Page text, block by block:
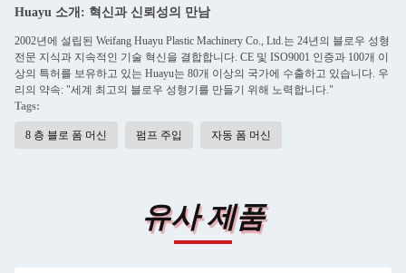
Huayu 소개: 혁신과 신뢰성의 만남
2002년에 설립된 Weifang Huayu Plastic Machinery Co., Ltd.는 24년의 블로우 성형
전문 지식과 지속적인 기술 혁신을 결합합니다. CE 및 ISO9001 인증과 100개 이
상의 특허를 보유하고 있는 Huayu는 80개 이상의 국가에 수출하고 있습니다. 우
리의 약속: "세계 최고의 블로우 성형기를 만들기 위해 노력합니다."
Tags:
8 층 블로 폼 머신 펌프 주입 자동 폼 머신
유사 제품